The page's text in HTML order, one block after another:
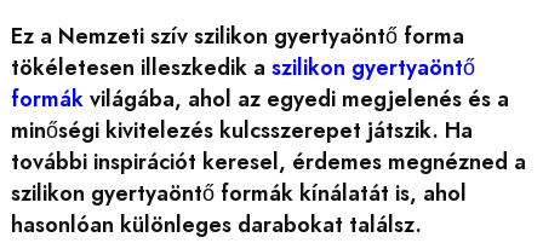
Ez a Nemzeti szív szilikon gyertyaöntő forma
tökéletesen illeszkedik a szilikon gyertyaöntő
formákvilágába, ahol az egyedi megjelenés és a
minőségi kivitelezés kulcsszerepet játszik. Ha
további inspirációt keresel, érdemes megnézned a
szilikon gyertyaöntő formák kínálatát is, ahol
hasonlóan különleges darabokat találsz.